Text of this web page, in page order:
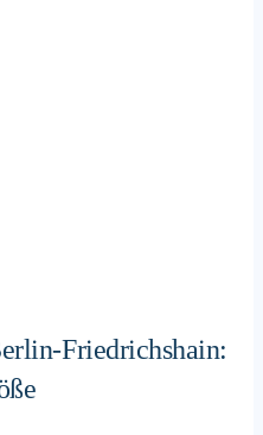
Friedrichshain: